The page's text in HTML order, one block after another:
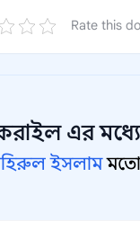
Rate this
এর
ইসলামমতো